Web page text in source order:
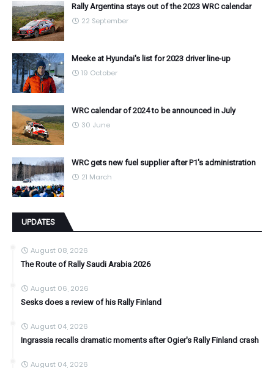
Rally Argentina stays out of the 2023 WRC calendar
22 September
Meeke at Hyundai's list for 2023 driver line-up
19 October
WRC calendar of 2024 to be announced in July
30 June
WRC gets new fuel supplier after P1's administration
21 March
UPDATES
August 08, 2026
The Route of Rally Saudi Arabia 2026
August 06, 2026
Sesks does a review of his Rally Finland
August 04, 2026
Ingrassia recalls dramatic moments after Ogier's Rally Finland crash
August 04, 2026